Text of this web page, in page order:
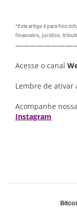
*Este artigo é para fins
financeiro, jurídico,
Acesse o canal
Lembre de ativar
Acompanhe
Instagram